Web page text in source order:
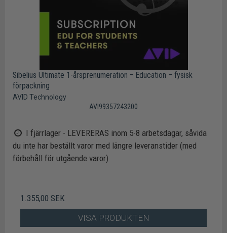
Sibelius Ultimate 1-årsprenumeration – Education – fysisk
förpackning
AVID Technology
AVI99357243200
I fjärrlager - LEVERERAS inom 5-8 arbetsdagar, såvida
du inte har beställt varor med längre leveranstider (med
förbehåll för utgående varor)
1.355,00 SEK
VISA PRODUKTEN